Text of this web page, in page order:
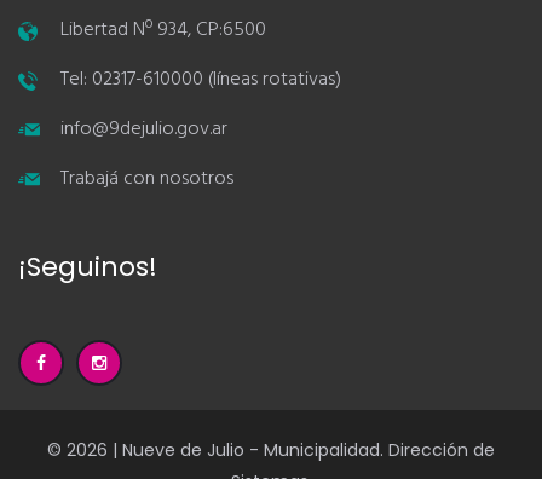
Libertad Nº 934, CP:6500
Tel: 02317-610000 (líneas rotativas)
info@9dejulio.gov.ar
Trabajá con nosotros
¡Seguinos!
© 2026 | Nueve de Julio - Municipalidad. Dirección de